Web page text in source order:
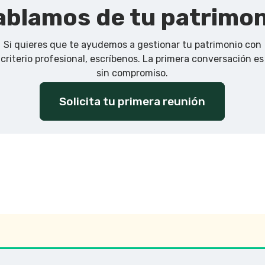
de tu
Si quieres que te ayudemos a gestionar tu patrimonio con
criterio profesional, escríbenos. La primera conversación es
sin compromiso.
Solicita tu primera reunión